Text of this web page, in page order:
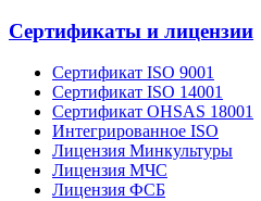
Сертификаты и лицензии
Сертификат ISO 9001
Сертификат ISO 14001
Сертификат OHSAS 18001
Интегрированное ISO
Лицензия Минкультуры
Лицензия МЧС
Лицензия ФСБ